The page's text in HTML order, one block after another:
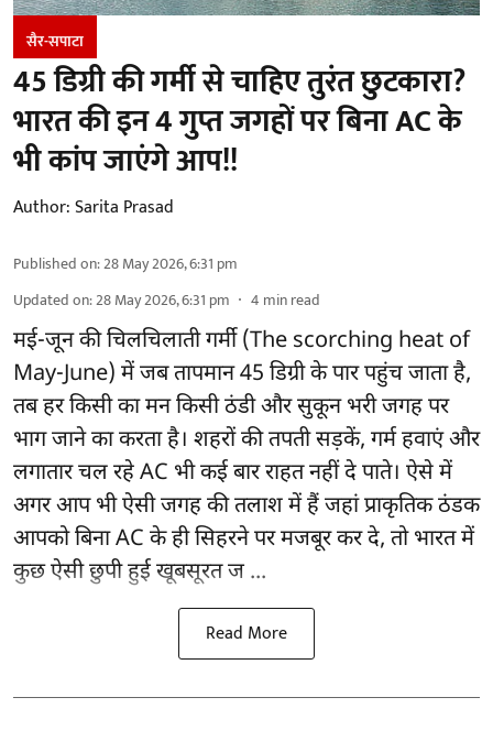
सैर-सपाटा
45 डिग्री की गर्मी से चाहिए तुरंत छुटकारा?
भारत की इन 4 गुप्त जगहों पर बिना AC के
भी कांप जाएंगे आप!!
Author:Sarita Prasad
Published on:28 May 2026, 6:31 pm
Updated on:28 May 2026, 6:31 pm 4 min read
मई-जून की चिलचिलाती गर्मी (The scorching heat of
May-June) में जब तापमान 45 डिग्री के पार पहुंच जाता है,
तब हर किसी का मन किसी ठंडी और सुकून भरी जगह पर
भाग जाने का करता है। शहरों की तपती सड़कें, गर्म हवाएं और
लगातार चल रहे AC भी कई बार राहत नहीं दे पाते। ऐसे में
अगर आप भी ऐसी जगह की तलाश में हैं जहां प्राकृतिक ठंडक
आपको बिना AC के ही सिहरने पर मजबूर कर दे, तो भारत में
कुछ ऐसी छुपी हुई खूबसूरत ज ...
Read More